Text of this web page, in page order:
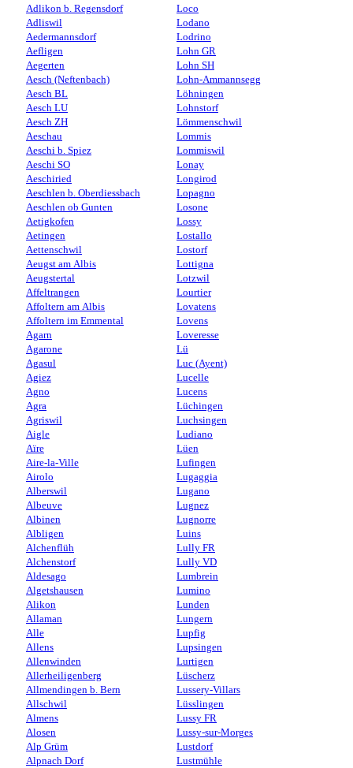
Adlikon b. Regensdorf
Adliswil
Aedermannsdorf
Aefligen
Aegerten
Aesch (Neftenbach)
Aesch BL
Aesch LU
Aesch ZH
Aeschau
Aeschi b. Spiez
Aeschi SO
Aeschiried
Aeschlen b. Oberdiessbach
Aeschlen ob Gunten
Aetigkofen
Aetingen
Aettenschwil
Aeugst am Albis
Aeugstertal
Affeltrangen
Affoltern am Albis
Affoltern im Emmental
Agarn
Agarone
Agasul
Agiez
Agno
Agra
Agriswil
Aigle
Aïre
Aire-la-Ville
Airolo
Alberswil
Albeuve
Albinen
Albligen
Alchenflüh
Alchenstorf
Aldesago
Algetshausen
Alikon
Allaman
Alle
Allens
Allenwinden
Allerheiligenberg
Allmendingen b. Bern
Allschwil
Almens
Alosen
Alp Grüm
Alpnach Dorf
Loco
Lodano
Lodrino
Lohn GR
Lohn SH
Lohn-Ammannsegg
Löhningen
Lohnstorf
Lömmenschwil
Lommis
Lommiswil
Lonay
Longirod
Lopagno
Losone
Lossy
Lostallo
Lostorf
Lottigna
Lotzwil
Lourtier
Lovatens
Lovens
Loveresse
Lü
Luc (Ayent)
Lucelle
Lucens
Lüchingen
Luchsingen
Ludiano
Lüen
Lufingen
Lugaggia
Lugano
Lugnez
Lugnorre
Luins
Lully FR
Lully VD
Lumbrein
Lumino
Lunden
Lungern
Lupfig
Lupsingen
Lurtigen
Lüscherz
Lussery-Villars
Lüsslingen
Lussy FR
Lussy-sur-Morges
Lustdorf
Lustmühle